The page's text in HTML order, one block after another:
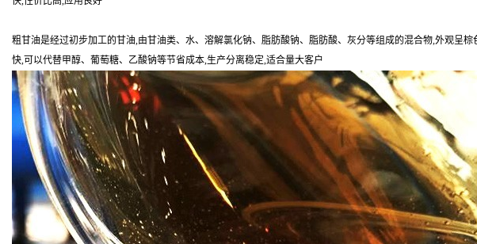
粗甘油是经过初步加工的甘油,由甘油类、水、溶解氯化钠、脂肪酸钠、脂肪酸、灰分等组成的混合物,外观呈
快,可以代替甲醇、葡萄糖、乙酸钠等节省成本,生产分离稳定,适合量大客户